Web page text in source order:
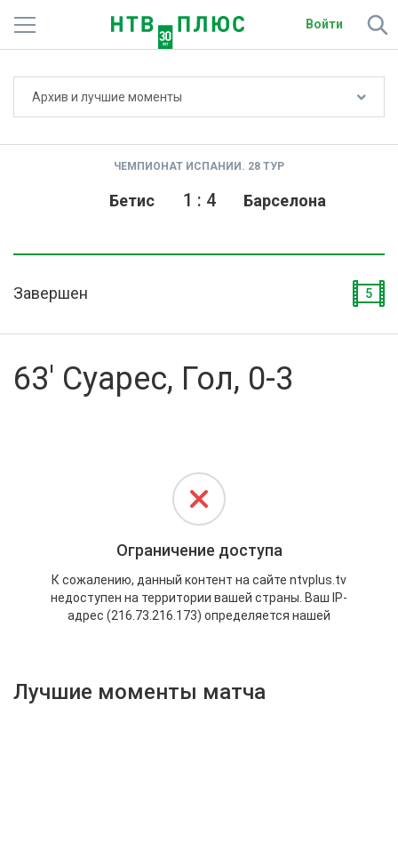
Войти
О сайте
Архив и лучшие моменты
ЧЕМПИОНАТ ИСПАНИИ. 28 ТУР
Бетис Барселона
1 : 4
Завершен 5
63' Суарес, Гол, 0-3
Лучшие моменты матча